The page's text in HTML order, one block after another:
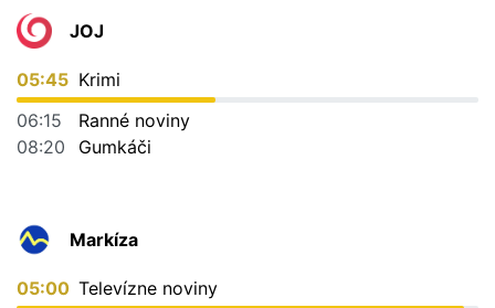
JOJ
05:45 Krimi
06:15
Ranné noviny
08:20
Gumkáči
Markíza
05:00 Televízne noviny